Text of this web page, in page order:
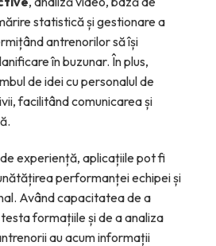
statistică și gestionare a
antrenorilor să își
în buzunar. În plus,
de idei cu personalul de
facilitând comunicarea și
experiență, aplicațiile pot fi
performanței echipei și
Având capacitatea de a
formațiile și de a analiza
au acum informații